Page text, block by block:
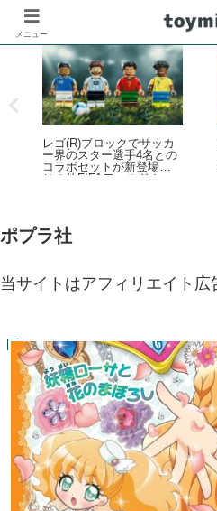
レゴ(R)ブロックでサッカ
ー界のスター選手4名との
コラボセットが新登場！
その他FIFAワールドカッ
ポプラ社
当サイトはアフィリエイト広
メニュー